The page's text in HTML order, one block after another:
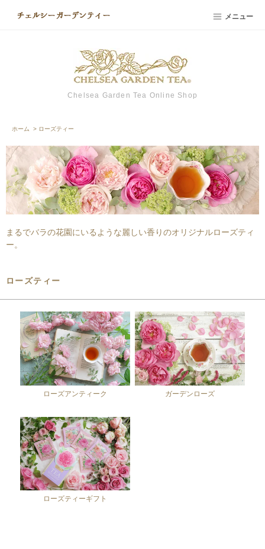
メニュー
Chelsea Garden Tea Online Shop
ホーム > ローズティー
まるでバラの花園にいるような麗しい香りのオリジナルローズティ
ー。
ローズティー
ローズアンティーク ガーデンローズ
ローズティーギフト